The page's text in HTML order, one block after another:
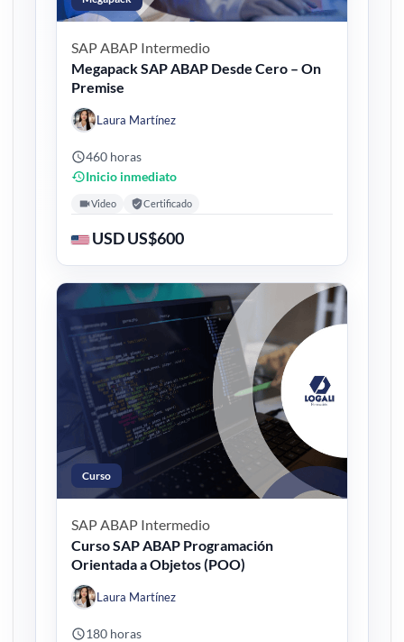
SAP ABAP Intermedio
Megapack SAP ABAP Desde Cero – On
Premise
Laura Martínez
460 horas
Inicio inmediato
Video Certificado
USD US$600
Curso
SAP ABAP Intermedio
Curso SAP ABAP Programación
Orientada a Objetos (POO)
Laura Martínez
180 horas